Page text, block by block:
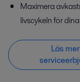
Maximera
livscykeln för
Läs